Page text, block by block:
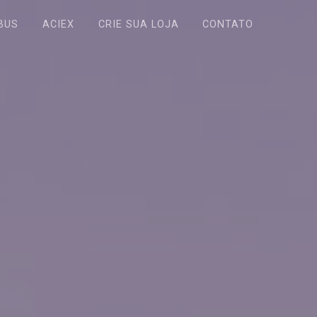
ACIEX CRIE SUA LOJA CONTATO